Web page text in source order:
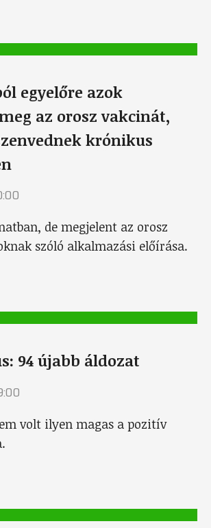
egyelőre azok
az orosz vakcinát,
krónikus
de megjelent az orosz
szóló alkalmazási előírása.
94 újabb áldozat
volt ilyen magas a pozitív